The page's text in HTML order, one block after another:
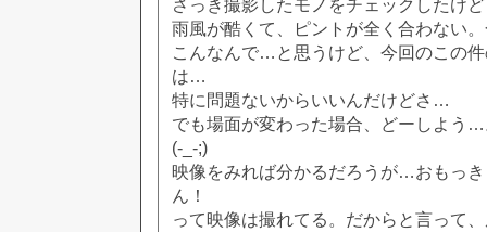
さっき撮影したモノをチェックしたけ
雨風が酷くて、ピントが全く合わない
こんなんで…と思うけど、今回のこの
は…
特に問題ないからいいんだけどさ…
でも場面が変わった場合、どーしよう
(-_-;)
映像をみれば分かるだろうが…おもっ
ん！
って映像は撮れてる。だからと言って